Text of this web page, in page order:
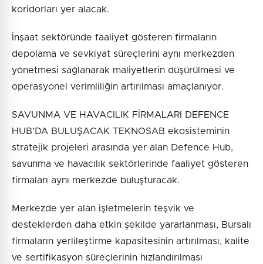
koridorları yer alacak.
İnşaat sektöründe faaliyet gösteren firmaların
depolama ve sevkiyat süreçlerini aynı merkezden
yönetmesi sağlanarak maliyetlerin düşürülmesi ve
operasyonel verimliliğin artırılması amaçlanıyor.
SAVUNMA VE HAVACILIK FİRMALARI DEFENCE
HUB’DA BULUŞACAK TEKNOSAB ekosisteminin
stratejik projeleri arasında yer alan Defence Hub,
savunma ve havacılık sektörlerinde faaliyet gösteren
firmaları aynı merkezde buluşturacak.
Merkezde yer alan işletmelerin teşvik ve
desteklerden daha etkin şekilde yararlanması, Bursalı
firmaların yerlileştirme kapasitesinin artırılması, kalite
ve sertifikasyon süreçlerinin hızlandırılması